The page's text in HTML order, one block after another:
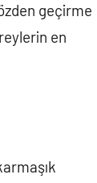
geçirme
en